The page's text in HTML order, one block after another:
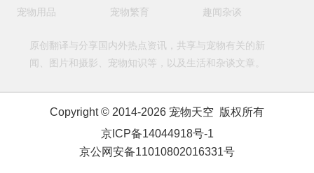
宠物用品
宠物繁育 趣闻杂谈
原创翻译与分享国内外热点资讯，共享与宠物有关的新
闻、图片和摄影、宠物知识等，以及生活和杂谈文章。
Copyright © 2014-2026 宠物天空 版权所有
京ICP备14044918号-1
京公网安备11010802016331号